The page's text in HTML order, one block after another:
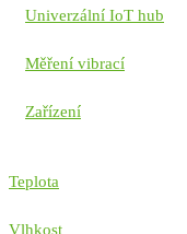
Univerzální IoT hub
Měření vibrací
Zařízení
Teplota
Vlhkost